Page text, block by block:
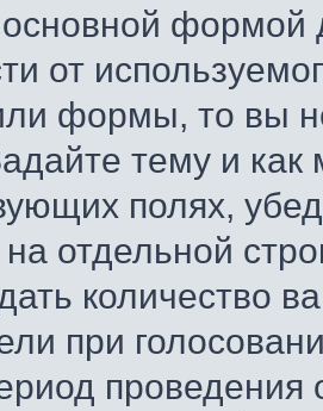
формой
от
формы, то вы
тему и
полях,
отдельной
количество
при
проведения